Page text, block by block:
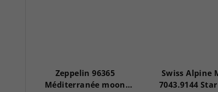
Zeppelin 96365
Méditerranée moon
Swiss Alpine
7043.9144